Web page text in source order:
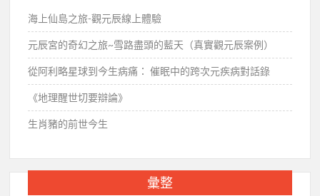
海上仙島之旅-觀元辰線上體驗
元辰宮的奇幻之旅~雪路盡頭的藍天（真實觀元辰案例）
從阿利略星球到今生病痛： 催眠中的跨次元疾病對話錄
《地理醒世切要辯論》
生肖豬的前世今生
彙整